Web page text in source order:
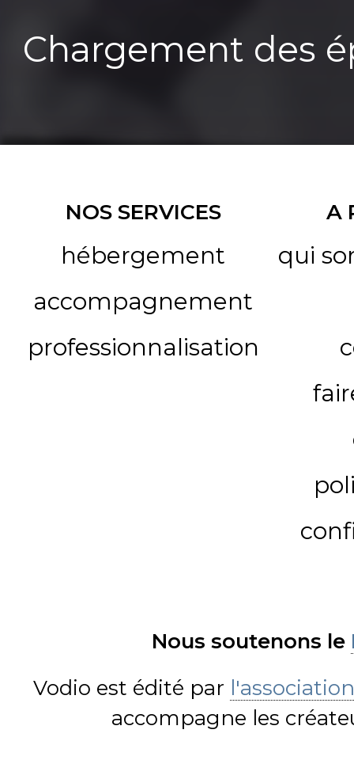
Chargement des
NOS SERVICES
hébergement
accompagnement
professionnalisation
A
qui